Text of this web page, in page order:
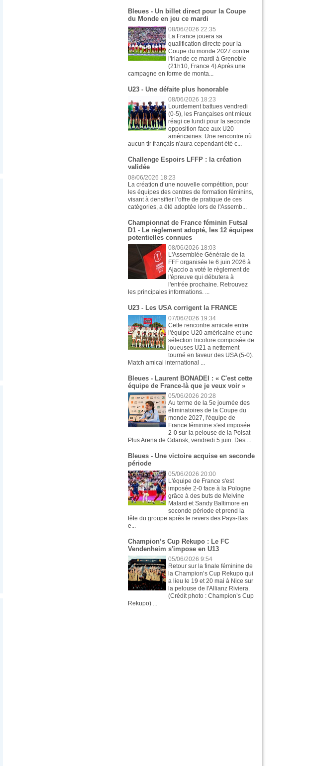
Bleues - Un billet direct pour la Coupe
du Monde en jeu ce mardi
08/06/2026 22:35
La France jouera sa
qualification directe pour la
Coupe du monde 2027 contre
l'Irlande ce mardi à Grenoble
(21h10, France 4) Après une
campagne en forme de monta...
U23 - Une défaite plus honorable
08/06/2026 18:23
Lourdement battues vendredi
(0-5), les Françaises ont mieux
réagi ce lundi pour la seconde
opposition face aux U20
américaines. Une rencontre où
aucun tir français n'aura cependant été c...
Challenge Espoirs LFFP : la création
validée
08/06/2026 18:23
La création d’une nouvelle compétition, pour
les équipes des centres de formation féminins,
visant à densifier l’offre de pratique de ces
catégories, a été adoptée lors de l'Assemb...
Championnat de France féminin Futsal
D1 - Le règlement adopté, les 12 équipes
potentielles connues
08/06/2026 18:03
L'Assemblée Générale de la
FFF organisée le 6 juin 2026 à
Ajaccio a voté le règlement de
l'épreuve qui débutera à
l'entrée prochaine. Retrouvez
les principales informations. ...
U23 - Les USA corrigent la FRANCE
07/06/2026 19:34
Cette rencontre amicale entre
l'équipe U20 américaine et une
sélection tricolore composée de
joueuses U21 a nettement
tourné en faveur des USA (5-0).
Match amical international ...
Bleues - Laurent BONADEI : « C'est cette
équipe de France-là que je veux voir »
05/06/2026 20:28
Au terme de la 5e journée des
éliminatoires de la Coupe du
monde 2027, l'équipe de
France féminine s'est imposée
2-0 sur la pelouse de la Polsat
Plus Arena de Gdansk, vendredi 5 juin. Des ...
Bleues - Une victoire acquise en seconde
période
05/06/2026 20:00
L'équipe de France s'est
imposée 2-0 face à la Pologne
grâce à des buts de Melvine
Malard et Sandy Baltimore en
seconde période et prend la
tête du groupe après le revers des Pays-Bas
e...
Champion’s Cup Rekupo : Le FC
Vendenheim s'impose en U13
05/06/2026 9:54
Retour sur la finale féminine de
la Champion’s Cup Rekupo qui
a lieu le 19 et 20 mai à Nice sur
la pelouse de l'Allianz Riviera.
(Crédit photo : Champion’s Cup
Rekupo) ...